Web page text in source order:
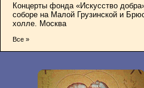
Концерты фонда «Искусство
соборе на Малой Грузинской и
холле. Москва
Все »